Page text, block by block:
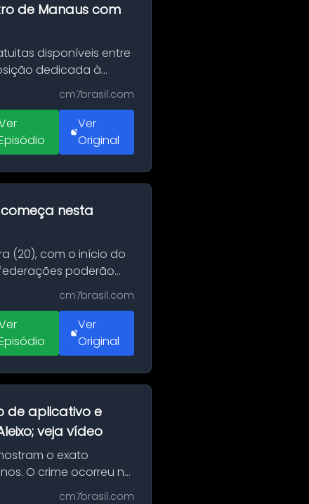
de Manaus com
disponíveis entre
dedicada à
cm7brasil.com
Ver
Original
nesta
(20), com o início do
poderão
cm7brasil.com
Ver
Original
de aplicativo e
veja vídeo
o exato
O crime ocorreu na
cm7brasil.com